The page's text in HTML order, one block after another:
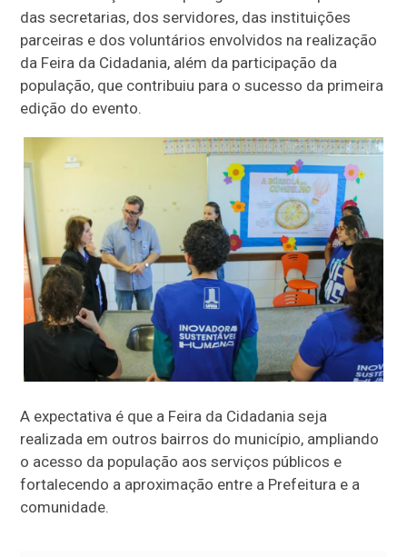
das secretarias, dos servidores, das instituições
parceiras e dos voluntários envolvidos na realização
da Feira da Cidadania, além da participação da
população, que contribuiu para o sucesso da primeira
edição do evento.
A expectativa é que a Feira da Cidadania seja
realizada em outros bairros do município, ampliando
o acesso da população aos serviços públicos e
fortalecendo a aproximação entre a Prefeitura e a
comunidade.